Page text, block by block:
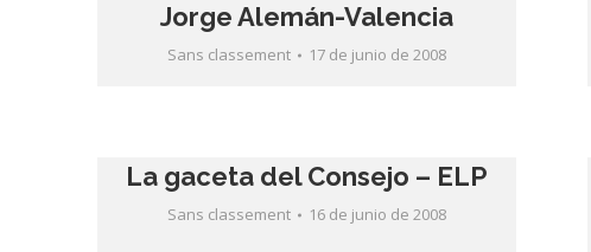
Jorge Alemán-Valencia
Sans classement 17 de junio de 2008
La gaceta del Consejo – ELP
Sans classement 16 de junio de 2008